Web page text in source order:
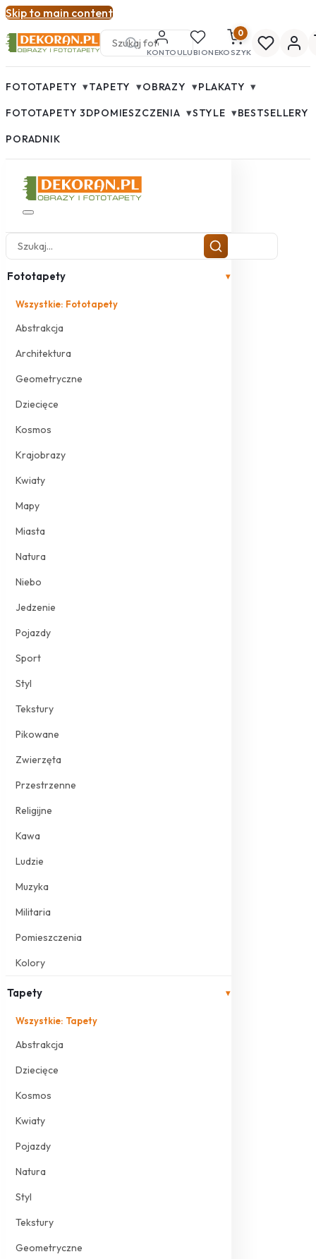
Skip to main content
KONTOULUBIONE
0
KOSZYK
FOTOTAPETY ▾TAPETY ▾OBRAZY ▾PLAKATY ▾
FOTOTAPETY 3DPOMIESZCZENIA ▾STYLE ▾BESTSELLERY
PORADNIK
Fototapety ▾
Wszystkie: Fototapety
Abstrakcja
Architektura
Geometryczne
Dziecięce
Kosmos
Krajobrazy
Kwiaty
Mapy
Miasta
Natura
Niebo
Jedzenie
Pojazdy
Sport
Styl
Tekstury
Pikowane
Zwierzęta
Przestrzenne
Religijne
Kawa
Ludzie
Muzyka
Militaria
Pomieszczenia
Kolory
Tapety ▾
Wszystkie: Tapety
Abstrakcja
Dziecięce
Kosmos
Kwiaty
Pojazdy
Natura
Styl
Tekstury
Geometryczne